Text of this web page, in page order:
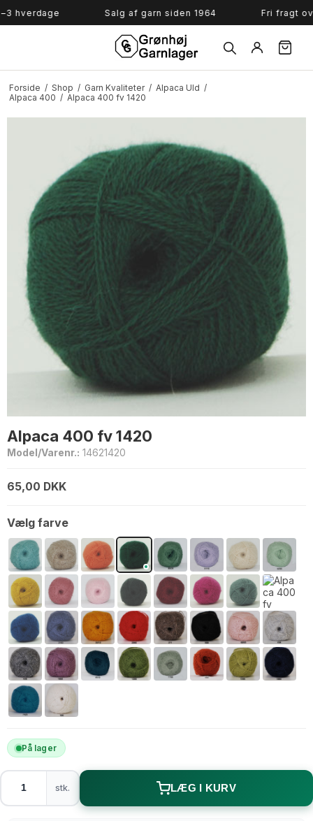
Salg af garn siden 1964 Fri fragt over
Forside / Shop / Garn Kvaliteter / Alpaca Uld /
Alpaca 400 / Alpaca 400 fv 1420
Alpaca 400 fv 1420
Model/Varenr.: 14621420
65,00 DKK
Vælg farve
På lager
stk. LÆG I KURV